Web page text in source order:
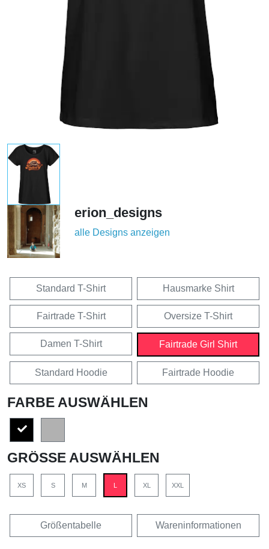
erion_designs
alle Designs anzeigen
Standard T-Shirt Hausmarke Shirt
Fairtrade T-Shirt Oversize T-Shirt
Damen T-Shirt Fairtrade Girl Shirt
Standard Hoodie Fairtrade Hoodie
FARBE AUSWÄHLEN
GRÖSSE AUSWÄHLEN
XS S M L XL XXL
Größentabelle Wareninformationen